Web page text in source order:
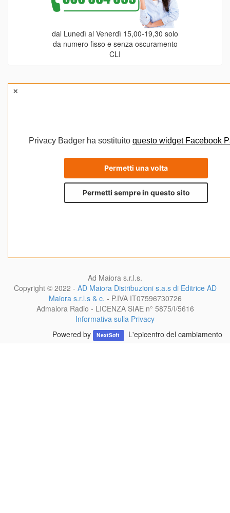
dal Lunedì al Venerdì 15,00-19,30 solo
da numero fisso e senza oscuramento
CLI
Ad Maiora s.r.l.s.
Copyright © 2022 - AD Maiora Distribuzioni s.a.s di Editrice AD
Maiora s.r.l.s & c. - P.IVA IT07596730726
Admaiora Radio - LICENZA SIAE n° 5875/I/5616
Informativa sulla Privacy
Powered by NextSoft L'epicentro del cambiamento